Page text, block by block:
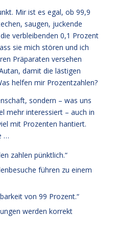
Mir ist es egal, ob 99,9
saugen, juckende
verbleibenden 0,1 Prozent
sie mich stören und ich
Präparaten versehen
damit die lästigen
helfen mir Prozentzahlen?
sondern – was uns
mehr interessiert – auch in
mit Prozenten hantiert.
…
zahlen pünktlich.“
führen zu einem
von 99 Prozent.“
werden korrekt